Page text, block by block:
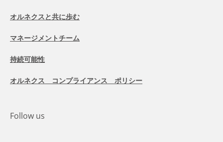
オルネクスと共に歩む
マネージメントチーム
持続可能性
オルネクス コンプライアンス ポリシー
Follow us